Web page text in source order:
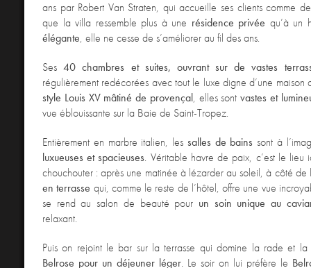
ans par Robert Van Straten, qui accueille ses clients comme
que la villa ressemble plus à une résidence privée qu’à un
élégante, elle ne cesse de s’améliorer au fil des ans.
Ses40 chambres et suites, ouvrant sur de vastes
régulièrement redécorées avec tout le luxe digne d’une maison
style Louis XV mâtiné de provençal, elles sontvastes et
vue éblouissante sur la Baie de Saint-Tropez.
Entièrement en marbre italien, les salles de bains sont à
luxueuses et spacieuses. Véritable havre de paix, c’est le lieu
chouchouter : après une matinée à lézarder au soleil, à côté de
en terrasse qui, comme le reste de l’hôtel, offre une vue
se rend au salon de beauté pour un soin unique au
relaxant.
Puis on rejoint le bar sur la terrasse qui domine la rade et
Belrose pour un déjeuner léger. Le soir on lui préfère le